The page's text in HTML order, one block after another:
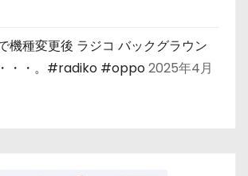
機種変更後 ラジコ バックグラウン
・・。#radiko #oppo2025年4月